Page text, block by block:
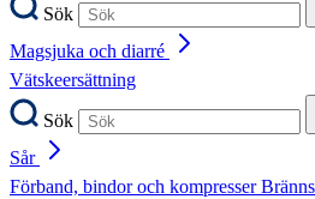
Sök
Magsjuka och diarré
Vätskeersättning
Sök
Sår
Förband, bindor och kompresser